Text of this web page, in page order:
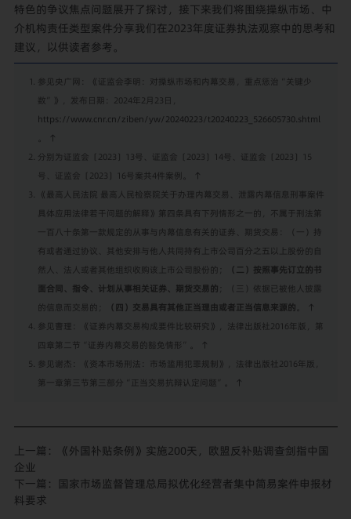
特色的争议焦点问题展开了探讨，接下来我们将围绕操纵市场、中
介机构责任类型案件分享我们在2023年度证券执法观察中的思考和
建议，以供读者参考。
参见央广网：《证监会李明：对操纵市场和内幕交易，重点惩治“关键少
数”》，发布日期：2024年2月23日，
https://www.cnr.cn/ziben/yw/20240223/t20240223_526605730.shtml
↑
分别为证监会〔2023〕13号、证监会〔2023〕14号、证监会〔2023〕15
号、证监会〔2023〕16号案共4件案例。
↑
《最高人民法院 最高人民检察院关于办理内幕交易、泄露内幕信息刑事案件
具体应用法律若干问题的解释》第四条具有下列情形之一的，不属于刑法第
一百八十条第一款规定的从事与内幕信息有关的证券、期货交易：（一）持
有或者通过协议、其他安排与他人共同持有上市公司百分之五以上股份的自
然人、法人或者其他组织收购该上市公司股份的；
（二）按照事先订立的书
面合同、指令、计划从事相关证券、期货交易的 ；（三）依据已被他人披露
的信息而交易的；
（四）交易具有其他正当理由或者正当信息来源的
↑
参见曹理：《证券内幕交易构成要件比较研究》，法律出版社2016年版，第
四章第二节“证券内幕交易的豁免情形”。
↑
参见谢杰：《资本市场刑法：市场滥用犯罪规制》，法律出版社2016年版，
第一章第三节第三部分“正当交易抗辩认定问题”。
↑
上一篇：
《外国补贴条例》实施200天，欧盟反补贴调查剑指中国
企业
下一篇： 国家市场监督管理总局拟优化经营者集中简易案件申报材
料要求